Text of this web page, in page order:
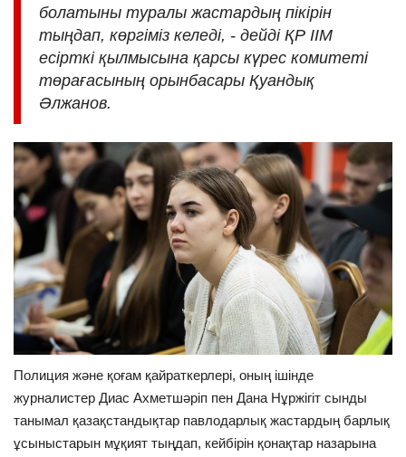
болатыны туралы жастардың пікірін
тыңдап, көргіміз келеді, - дейді ҚР ІІМ
есірткі қылмысына қарсы күрес комитеті
төрағасының орынбасары Қуандық
Әлжанов.
Полиция және қоғам қайраткерлері, оның ішінде
журналистер Диас Ахметшәріп пен Дана Нұржігіт сынды
танымал қазақстандықтар павлодарлық жастардың барлық
ұсыныстарын мұқият тыңдап, кейбірін қонақтар назарына